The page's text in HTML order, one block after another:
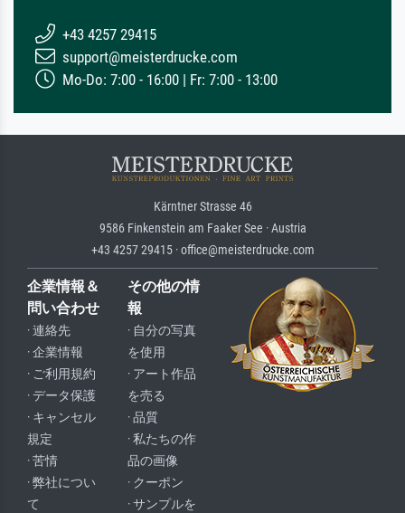
+43 4257 29415
support@meisterdrucke.com
Mo-Do: 7:00 - 16:00 | Fr: 7:00 - 13:00
Kärntner Strasse 46
9586 Finkenstein am Faaker See · Austria
+43 4257 29415 · office@meisterdrucke.com
企業情報＆
問い合わせ
· 連絡先
· 企業情報
· ご利用規約
· データ保護
· キャンセル
規定
· 苦情
· 弊社につい
て
その他の情
報
· 自分の写真
を使用
· アート作品
を売る
· 品質
· 私たちの作
品の画像
· クーポン
· サンプルを